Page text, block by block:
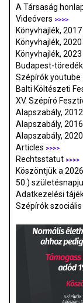
A Társaság
Videóvers >>>>
Könyvhajlék, 2017
Könyvhajlék, 2020
Könyvhajlék, 2023
Budapest-
Szépírók youtube
Balti Költészeti
XV. Szépíró
Alapszabály, 2012
Alapszabály, 2016
Alapszabály, 2020
Articles >>>>
Rechtsstatut >>>>
Köszöntjük a
50.)
Adatkezelési
Szépírók